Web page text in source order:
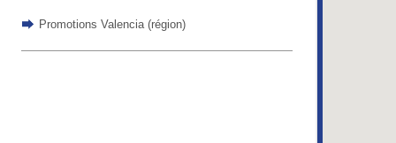
Promotions Valencia (région)